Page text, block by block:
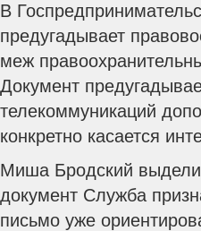
В
предугадывает
меж
Документ
телекоммуникаций
конкретно касается
Миша Бродский
документ Служба
письмо уже